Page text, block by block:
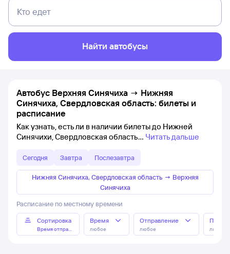
Кто едет
Найти автобусы
Автобус Верхняя Синячиха → Нижняя
Синячиха, Свердловская область: билеты и
расписание
Как узнать, есть ли в наличии билеты до Нижней
Синячихи, Свердловская область
Читать дальше
Сегодня Завтра Послезавтра
Нижняя Синячиха, Свердловская область → Верхняя
Синячиха
Расписание по местному времени
Сортировка
Время отправления
Время
любое
Отправление
любое любое